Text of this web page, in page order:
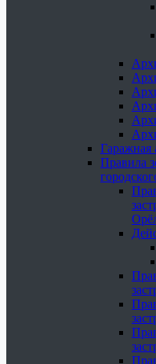
Гаражная
Правила